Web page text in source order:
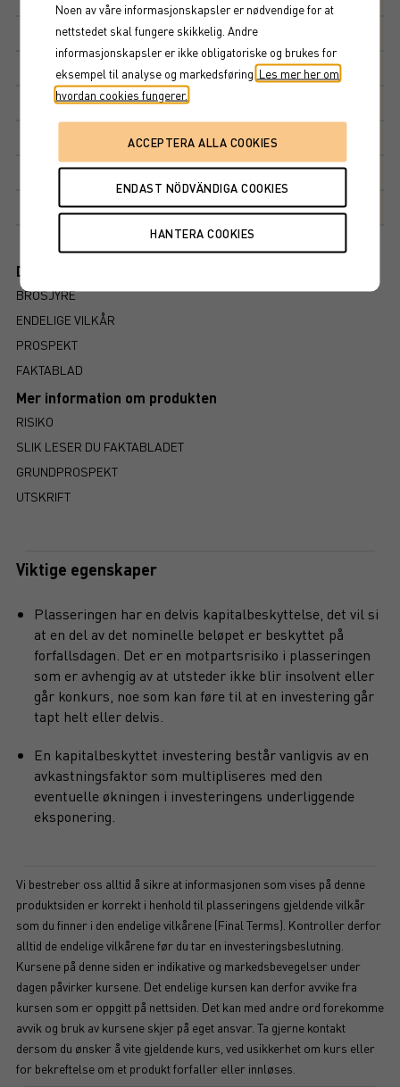
Risiko
Multippel 10 000 NOK
Tegningskurs
Kapitalbeskyttelse
Avkastningsfaktor
Markedsplass NASDAQ STOCKHOLM AB
Dokument
BROSJYRE
ENDELIGE VILKÅR
PROSPEKT
FAKTABLAD
Mer information om produkten
RISIKO
SLIK LESER DU FAKTABLADET
GRUNDPROSPEKT
UTSKRIFT
Viktige egenskaper
Plasseringen har en delvis kapitalbeskyttelse, det vil si
at en del av det nominelle beløpet er beskyttet på
forfallsdagen. Det er en motpartsrisiko i plasseringen
som er avhengig av at utsteder ikke blir insolvent eller
går konkurs, noe som kan føre til at en investering går
tapt helt eller delvis.
En kapitalbeskyttet investering består vanligvis av en
avkastningsfaktor som multipliseres med den
eventuelle økningen i investeringens underliggende
eksponering.
Vi bestreber oss alltid å sikre at informasjonen som vises på denne
produktsiden er korrekt i henhold til plasseringens gjeldende vilkår
som du finner i den endelige vilkårene (Final Terms). Kontroller derfor
alltid de endelige vilkårene før du tar en investeringsbeslutning.
Kursene på denne siden er indikative og markedsbevegelser under
dagen påvirker kursene. Det endelige kursen kan derfor avvike fra
kursen som er oppgitt på nettsiden. Det kan med andre ord forekomme
avvik og bruk av kursene skjer på eget ansvar. Ta gjerne kontakt
dersom du ønsker å vite gjeldende kurs, ved usikkerhet om kurs eller
for bekreftelse om et produkt forfaller eller innløses.
Noen av våre informasjonskapsler er nødvendige for at
nettstedet skal fungere skikkelig. Andre
informasjonskapsler er ikke obligatoriske og brukes for
eksempel til analyse og markedsføring. Les mer her om
hvordan cookies fungerer.